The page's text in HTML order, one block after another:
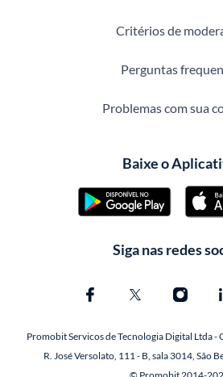
Critérios de
Perguntas
Problemas com sua
Baixe o
Siga nas redes
Promobit Servicos de Tecnologia Digital Ltda
R. José Versolato, 111 - B, sala 3014, São